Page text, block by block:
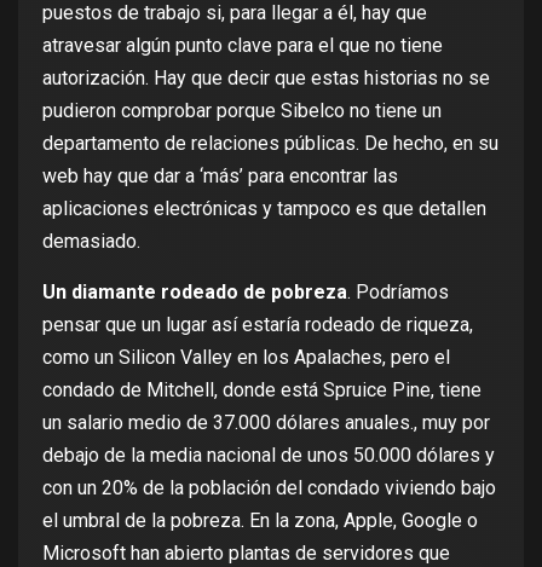
puestos de trabajo si, para llegar a él, hay que
atravesar algún punto clave para el que no tiene
autorización. Hay que decir que estas historias no se
pudieron comprobar porque Sibelco no tiene un
departamento de relaciones públicas. De hecho, en su
web hay que dar a ‘más’ para encontrar las
aplicaciones electrónicas y tampoco es que detallen
demasiado.
Un diamante rodeado de pobreza. Podríamos
pensar que un lugar así estaría rodeado de riqueza,
como un Silicon Valley en los Apalaches, pero el
condado de Mitchell, donde está Spruice Pine, tiene
un salario medio de 37.000 dólares anuales., muy por
debajo de la media nacional de unos 50.000 dólares y
con un 20% de la población del condado viviendo bajo
el umbral de la pobreza. En la zona, Apple, Google o
Microsoft han abierto plantas de servidores que